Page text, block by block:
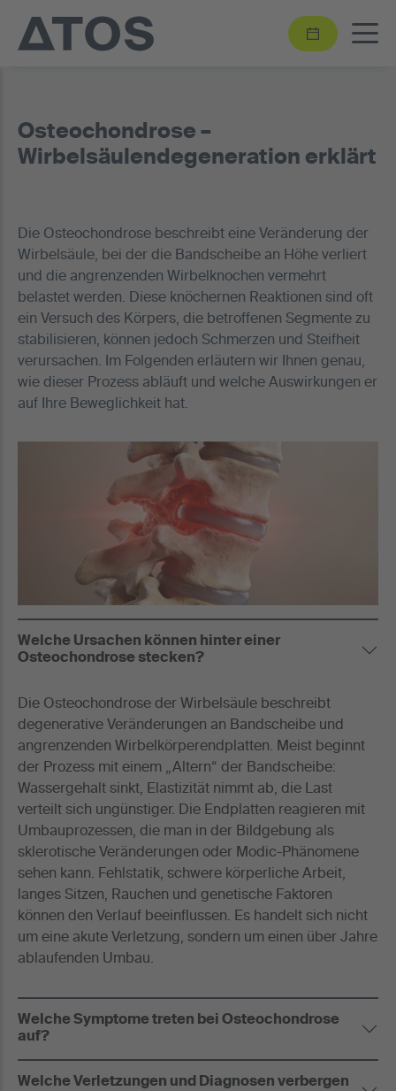
Osteochondrose –
Wirbelsäulendegeneration erklärt
Die Osteochondrose beschreibt eine Veränderung der
Wirbelsäule, bei der die Bandscheibe an Höhe verliert
und die angrenzenden Wirbelknochen vermehrt
belastet werden. Diese knöchernen Reaktionen sind oft
ein Versuch des Körpers, die betroffenen Segmente zu
stabilisieren, können jedoch Schmerzen und Steifheit
verursachen. Im Folgenden erläutern wir Ihnen genau,
wie dieser Prozess abläuft und welche Auswirkungen er
auf Ihre Beweglichkeit hat.
Welche Ursachen können hinter einer
Osteochondrose stecken?
Die Osteochondrose der Wirbelsäule beschreibt
degenerative Veränderungen an Bandscheibe und
angrenzenden Wirbelkörperendplatten. Meist beginnt
der Prozess mit einem „Altern“ der Bandscheibe:
Wassergehalt sinkt, Elastizität nimmt ab, die Last
verteilt sich ungünstiger. Die Endplatten reagieren mit
Umbauprozessen, die man in der Bildgebung als
sklerotische Veränderungen oder Modic-Phänomene
sehen kann. Fehlstatik, schwere körperliche Arbeit,
langes Sitzen, Rauchen und genetische Faktoren
können den Verlauf beeinflussen. Es handelt sich nicht
um eine akute Verletzung, sondern um einen über Jahre
ablaufenden Umbau.
Welche Symptome treten bei Osteochondrose
auf?
Welche Verletzungen und Diagnosen verbergen